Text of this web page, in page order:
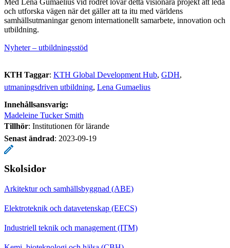
och utforska vägen när det gäller att ta itu med världens
samhällsutmaningar genom internationellt samarbete, innovation och
utbildning.
Nyheter – utbildningsstöd
KTH Taggar: KTH Global Development Hub GDH
utmaningsdriven utbildning Lena Gumaelius
Innehållsansvarig:
Madeleine Tucker Smith
Tillhör: Institutionen för lärande
Senast ändrad: 2023-09-19
Skolsidor
Arkitektur och samhällsbyggnad (ABE)
Elektroteknik och datavetenskap (EECS)
Industriell teknik och management (ITM)